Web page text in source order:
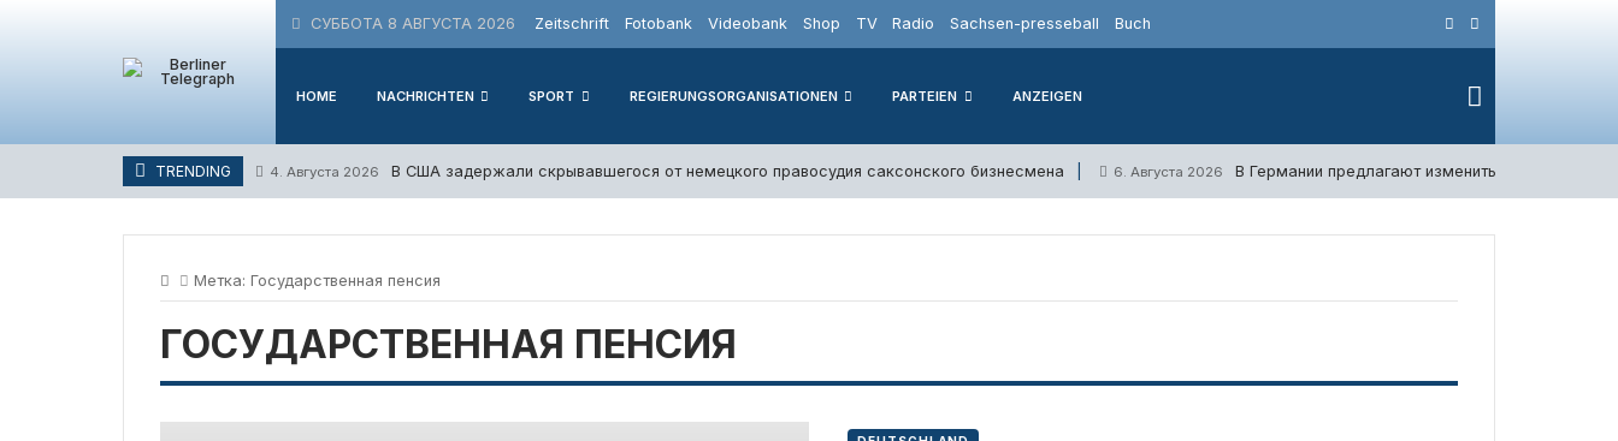
СУББОТА 8 АВГУСТА 2026 Zeitschrift Fotobank Videobank Shop TV Radio Sachsen-presseball Buch
HOME NACHRICHTEN SPORT REGIERUNGSORGANISATIONEN PARTEIEN ANZEIGEN
TRENDING 4. Августа 2026 В США задержали скрывавшегося от немецкого правосудия саксонского бизнесмена 6. Августа 2026 В Германии предлагают изменить субсидии на
Метка: Государственная пенсия
ГОСУДАРСТВЕННАЯ ПЕНСИЯ